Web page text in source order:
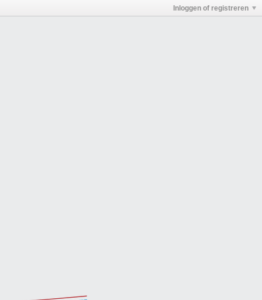
Inloggen of registreren